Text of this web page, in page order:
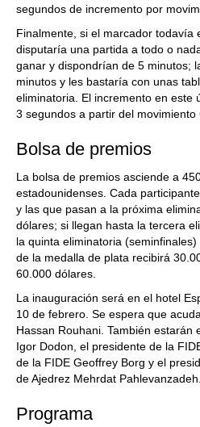
segundos de incremento por
Finalmente, si el marcador todavía
disputaría una partida a todo o
ganar y dispondrían de 5 minutos;
minutos y les bastaría con unas
eliminatoria. El incremento en este
3 segundos a partir del movimiento
Bolsa de premios
La bolsa de premios asciende a
estadounidenses. Cada
y las que pasan a la próxima
dólares; si llegan hasta la tercera
la quinta eliminatoria
de la medalla de plata recibirá
60.000 dólares.
La inauguración será en el hotel
10 de febrero. Se espera que
Hassan Rouhani. También estarán
Igor Dodon, el presidente de la
de la FIDE Geoffrey Borg y el
de Ajedrez Mehrdat Pahlevanzadeh.
Programa